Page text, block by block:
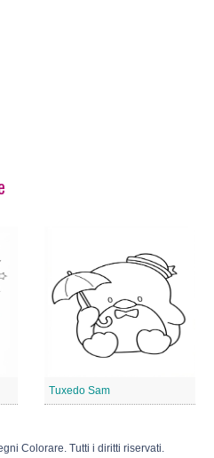
Tuxedo Sam
Colorare. Tutti i diritti riservati.